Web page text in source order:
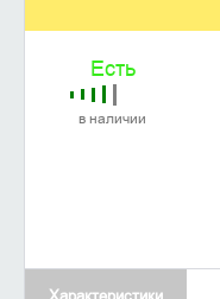
Есть
в наличии